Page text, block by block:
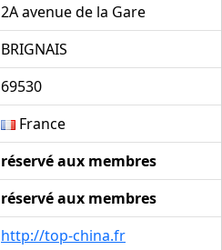
2A avenue de la Gare
BRIGNAIS
69530
France
réservé aux membres
réservé aux membres
http://top-china.fr